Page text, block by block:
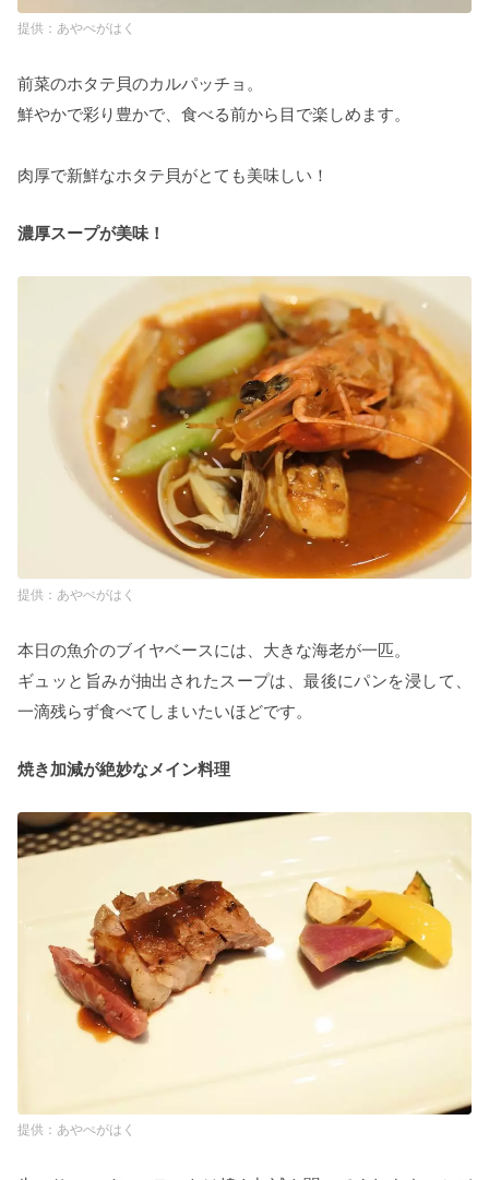
あやぺがはく
前菜のホタテ貝のカルパッチョ。
鮮やかで彩り豊かで、食べる前から目で楽しめます。
肉厚で新鮮なホタテ貝がとても美味しい！
濃厚スープが美味！
あやぺがはく
本日の魚介のブイヤベースには、大きな海老が一匹。
ギュッと旨みが抽出されたスープは、最後にパンを浸して、
一滴残らず食べてしまいたいほどです。
焼き加減が絶妙なメイン料理
あやぺがはく